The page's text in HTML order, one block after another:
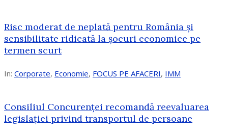
Risc moderat de neplată pentru România și
sensibilitate ridicată la șocuri economice pe
termen scurt
In: Corporate, Economie, FOCUS PE AFACERI, IMM
Consiliul Concurenței recomandă reevaluarea
legislației privind transportul de persoane